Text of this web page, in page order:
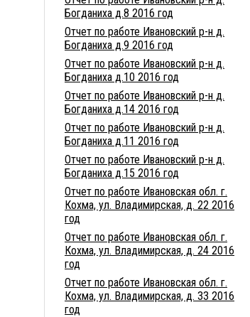
Богданиха д.8 2016 год
Отчет по работе Ивановский р-н д.
Богданиха д.9 2016 год
Отчет по работе Ивановский р-н д.
Богданиха д.10 2016 год
Отчет по работе Ивановский р-н д.
Богданиха д.14 2016 год
Отчет по работе Ивановский р-н д.
Богданиха д.11 2016 год
Отчет по работе Ивановский р-н д.
Богданиха д.15 2016 год
Отчет по работе Ивановская обл. г.
Кохма, ул. Владимирская, д. 22 2016
год
Отчет по работе Ивановская обл. г.
Кохма, ул. Владимирская, д. 24 2016
год
Отчет по работе Ивановская обл. г.
Кохма, ул. Владимирская, д. 33 2016
год